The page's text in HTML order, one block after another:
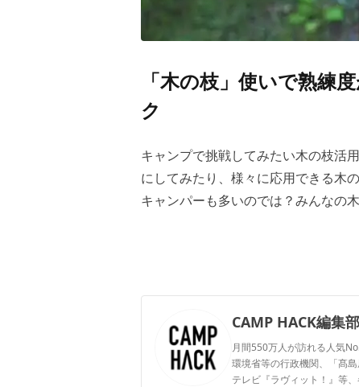
「木の枝」使いで熟練
ク
キャンプで挑戦してみたい木の枝活
にしてみたり、様々に応用できる木
キャンパーも多いのでは？みんなの
CAMP HACK編集部
月間550万人が訪れる人気
環境省等の行政機関、「髙
テレビ『ラヴィット！』等